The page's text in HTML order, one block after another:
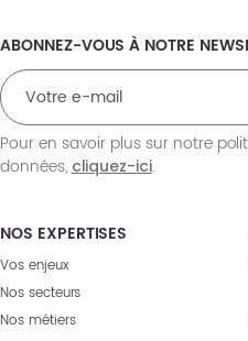
NOS EXPERTISES
Vos enjeux
Nos secteurs
Nos métiers
Comments
ABONNEZ-VOUS À NOTRE
Pour en savoir plus sur notre
données,cliquez-ici.